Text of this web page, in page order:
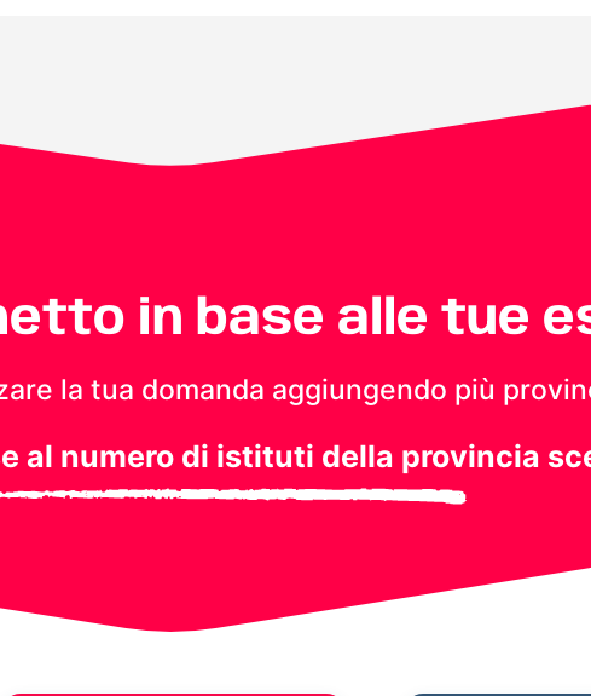
in base alle tue
la tua domanda aggiungendo più
al numero di istituti della provincia